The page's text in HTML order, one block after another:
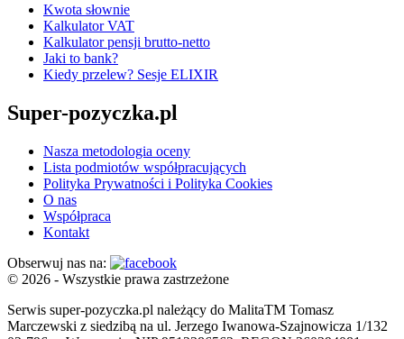
Kwota słownie
Kalkulator VAT
Kalkulator pensji brutto-netto
Jaki to bank?
Kiedy przelew? Sesje ELIXIR
Super-pozyczka.pl
Nasza metodologia oceny
Lista podmiotów współpracujących
Polityka Prywatności i Polityka Cookies
O nas
Współpraca
Kontakt
Obserwuj nas na:
© 2026 - Wszystkie prawa zastrzeżone
Serwis super-pozyczka.pl należący do MalitaTM Tomasz
Marczewski z siedzibą na ul. Jerzego Iwanowa-Szajnowicza 1/132